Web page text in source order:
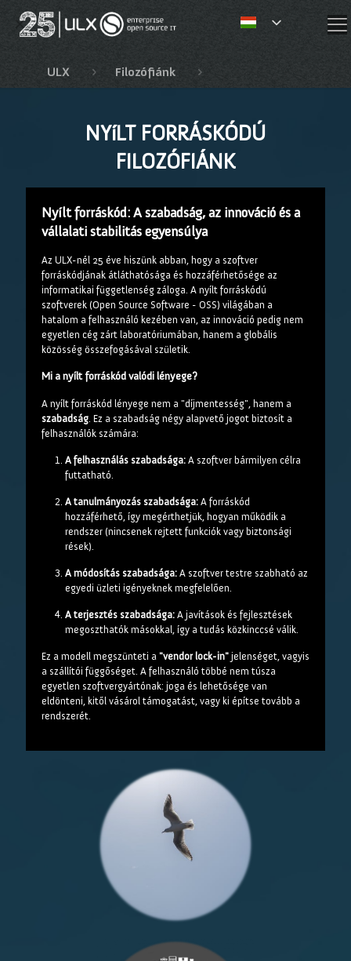
✕
ULX Filozófiánk
NYíLT FORRÁSKÓDÚ
FILOZÓFIÁNK
Nyílt forráskód: A szabadság, az innováció és a
vállalati stabilitás egyensúlya
Az ULX-nél 25 éve hiszünk abban, hogy a szoftver
forráskódjának átláthatósága és hozzáférhetősége az
informatikai függetlenség záloga. A nyílt forráskódú
szoftverek (Open Source Software - OSS) világában a
hatalom a felhasználó kezében van, az innováció pedig nem
egyetlen cég zárt laboratóriumában, hanem a globális
közösség összefogásával születik.
Mi a nyílt forráskód valódi lényege?
A nyílt forráskód lényege nem a "díjmentesség", hanem a
szabadság. Ez a szabadság négy alapvető jogot biztosít a
felhasználók számára:
A felhasználás szabadsága: A szoftver bármilyen célra
futtatható.
A tanulmányozás szabadsága: A forráskód
hozzáférhető, így megérthetjük, hogyan működik a
rendszer (nincsenek rejtett funkciók vagy biztonsági
rések).
A módosítás szabadsága: A szoftver testre szabható az
egyedi üzleti igényeknek megfelelően.
A terjesztés szabadsága: A javítások és fejlesztések
megoszthatók másokkal, így a tudás közkinccsé válik.
Ez a modell megszünteti a "vendor lock-in" jelenséget, vagyis
a szállítói függőséget. A felhasználó többé nem túsza
egyetlen szoftvergyártónak: joga és lehetősége van
eldönteni, kitől vásárol támogatást, vagy ki építse tovább a
rendszerét.